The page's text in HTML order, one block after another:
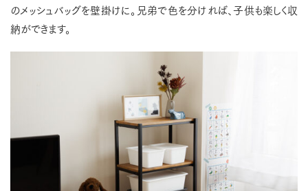
のメッシュバッグを壁掛けに。兄弟で色を分ければ、子供も楽しく収
納ができます。